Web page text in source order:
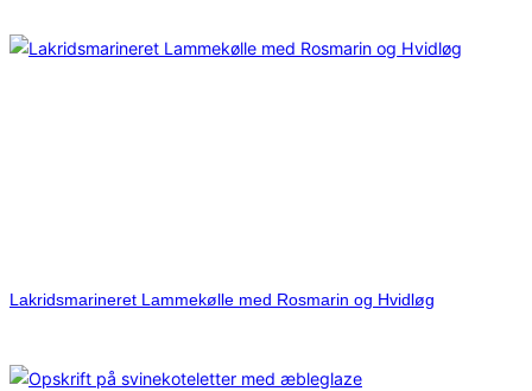
Lakridsmarineret Lammekølle med Rosmarin og Hvidløg